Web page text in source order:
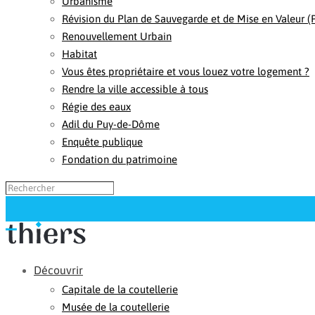
Révision du Plan de Sauvegarde et de Mise en Valeur
Renouvellement Urbain
Habitat
Vous êtes propriétaire et vous louez votre logement ?
Rendre la ville accessible à tous
Régie des eaux
Adil du Puy-de-Dôme
Enquête publique
Fondation du patrimoine
Découvrir
Capitale de la coutellerie
Musée de la coutellerie